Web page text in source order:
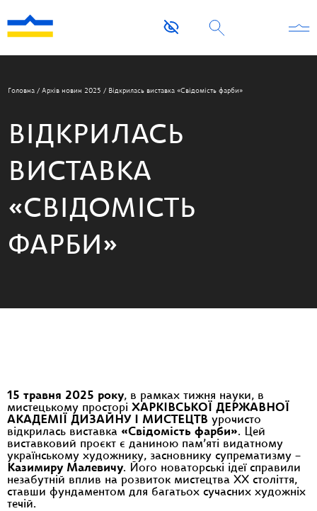
Головна / Архів новин 2025 / Відкрилась виставка «Свідомість фарби»
ВІДКРИЛАСЬ
ВИСТАВКА
«СВІДОМІСТЬ
ФАРБИ»
15 травня 2025 року, в рамках тижня науки, в
мистецькому просторі ХАРКІВСЬКОЇ ДЕРЖАВНОЇ
АКАДЕМІЇ ДИЗАЙНУ І МИСТЕЦТВ урочисто
відкрилась виставка «Свідомість фарби». Цей
виставковий проєкт є даниною пам’яті видатному
українському художнику, засновнику супрематизму –
Казимиру Малевичу. Його новаторські ідеї справили
незабутній вплив на розвиток мистецтва XX століття,
ставши фундаментом для багатьох сучасних художніх
течій.